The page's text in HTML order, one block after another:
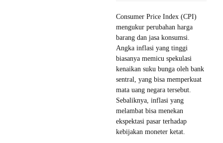
Consumer Price Index (CPI)
mengukur perubahan harga
barang dan jasa konsumsi.
Angka inflasi yang tinggi
biasanya memicu spekulasi
kenaikan suku bunga oleh bank
sentral, yang bisa memperkuat
mata uang negara tersebut.
Sebaliknya, inflasi yang
melambat bisa menekan
ekspektasi pasar terhadap
kebijakan moneter ketat.